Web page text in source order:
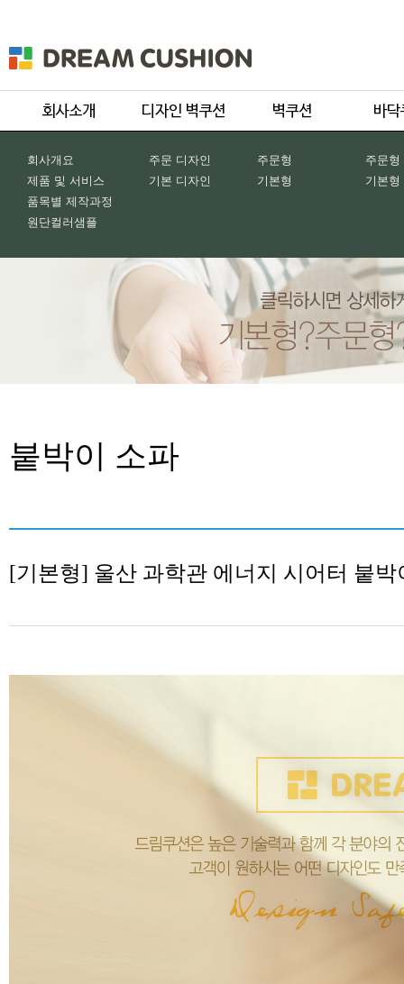
회사개요
제품 및 서비스
품목별 제작과정
원단컬러샘플
주문 디자인
기본 디자인
주문형
기본형
주문형
기본형
붙박이 소파
[기본형] 울산 과학관 에너지 시어터 붙박